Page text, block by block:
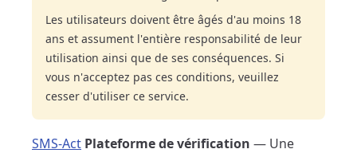
Les utilisateurs doivent être âgés d'au moins 18
ans et assument l'entière responsabilité de leur
utilisation ainsi que de ses conséquences. Si
vous n'acceptez pas ces conditions, veuillez
cesser d'utiliser ce service.
SMS-Act Plateforme de vérification — Une